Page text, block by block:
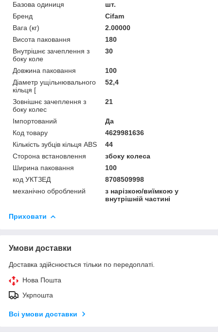
Базова одиниця
шт.
Бренд
Cifam
Вага (кг)
2.00000
Висота паковання
180
Внутрішнє зачеплення з
боку коле
30
Довжина паковання
100
Діаметр ущільнювального
кільця [
52,4
Зовнішнє зачеплення з
боку колес
21
Імпортований
Да
Код товару
4629981636
Кількість зубців кільця ABS
44
Сторона встановлення
збоку колеса
Ширина паковання
100
код УКТЗЕД
8708509998
механічно оброблений
з нарізкою/виїмкою у
внутрішній частині
Приховати
Умови доставки
Доставка здійснюється тільки по передоплаті.
Нова Пошта
Укрпошта
Всі умови доставки